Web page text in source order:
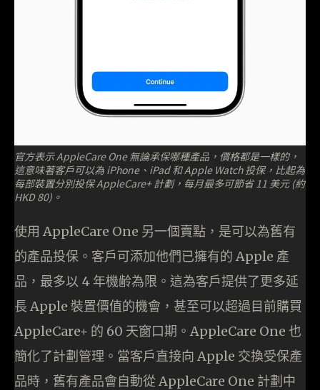
官方表示 AppleCare One 無論承保哪種產品，價格都是一樣的，
這意味著客戶可以為 iPhone、iPad 和 Apple Watch 投保，比起為
每部裝置分別投保 AppleCare+ 計劃，每月最多可節省 11 美元 (約
HKD 80)。
使用 AppleCare One 另一個賣點，是可以為舊有
的產品投保。客戶可添加他們已擁有的 Apple 產
品，最多以 4 年機齢為限。這為客戶提供了更多延
長 Apple 裝置價值的機會，甚至可以超過目前購買
AppleCare+ 的 60 天窗口期。AppleCare One 也
簡化了計劃管理。當客戶直接向 Apple 交換受保產
品時，舊有產品會自動從 AppleCare One 計劃中